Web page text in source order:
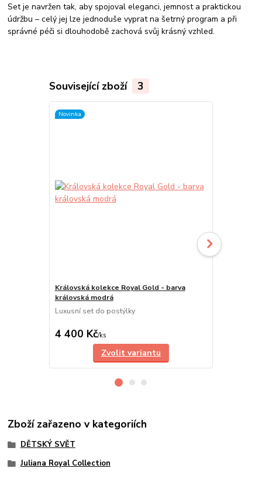
Set je navržen tak, aby spojoval eleganci, jemnost a praktickou
údržbu – celý jej lze jednoduše vyprat na šetrný program a při
správné péči si dlouhodobě zachová svůj krásný vzhled.
Související zboží 3
Novinka
Královská kolekce Royal Gold - barva
královská modrá
Luxusní set do postýlky
4 400 Kč/ks
Zvolit variantu
Zboží zařazeno v kategoriích
DĚTSKÝ SVĚT
Juliana Royal Collection